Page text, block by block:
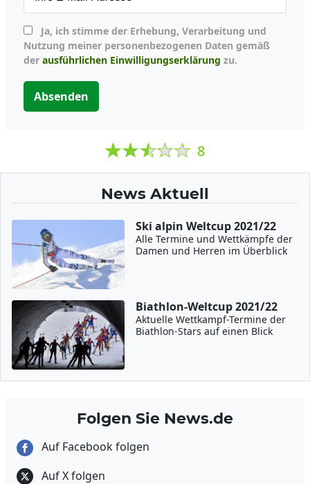
Nutzung meiner personenbezogenen Daten gemäß
der ausführlichen Einwilligungserklärung zu.
Absenden
8
News Aktuell
Ski alpin Weltcup 2021/22
Alle Termine und Wettkämpfe der
Damen und Herren im Überblick
Biathlon-Weltcup 2021/22
Aktuelle Wettkampf-Termine der
Biathlon-Stars auf einen Blick
Folgen Sie News.de
Auf Facebook folgen
Auf X folgen